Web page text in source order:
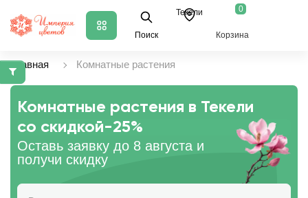
Поиск
Текели 0
Корзина
Главная Комнатные растения
Комнатные растения в Текели
со скидкой-25%
Оставь заявку до 8 августа и
получи скидку